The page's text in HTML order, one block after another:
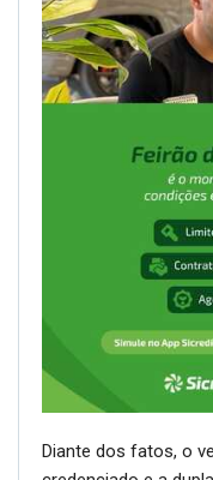
Diante dos fatos, o